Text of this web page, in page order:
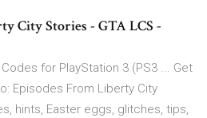
City Stories - GTA LCS -
for PlayStation 3 (PS3 ... Get
Episodes From Liberty City
hints, Easter eggs, glitches, tips,